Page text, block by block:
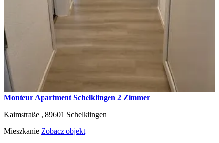
Monteur Apartment Schelklingen 2 Zimmer
Kaimstraße , 89601 Schelklingen
Mieszkanie Zobacz objekt